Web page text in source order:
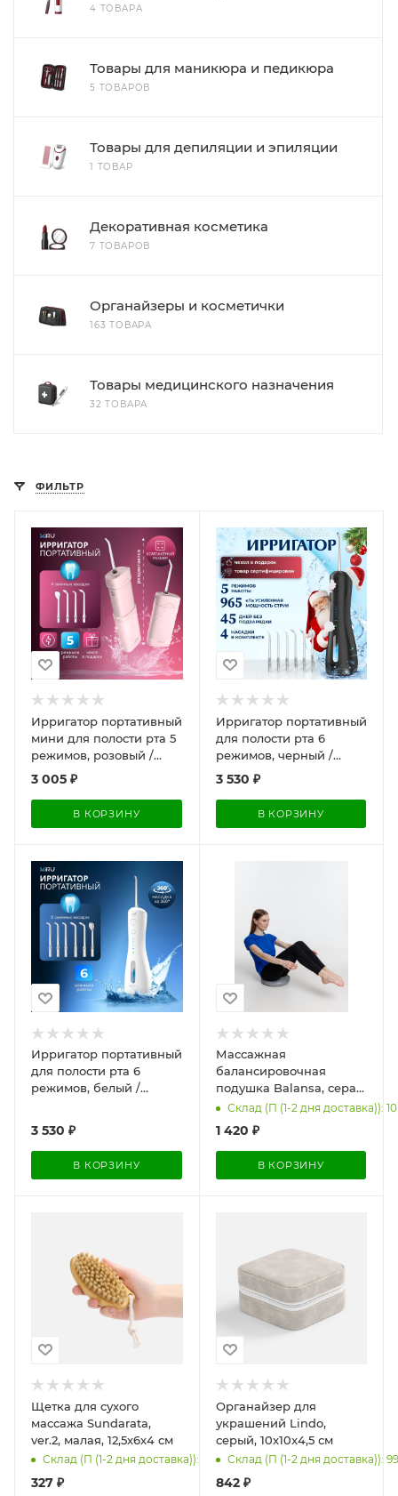
4 ТОВАРА
Товары для маникюра и педикюра
5 ТОВАРОВ
Товары для депиляции и эпиляции
1 ТОВАР
Декоративная косметика
7 ТОВАРОВ
Органайзеры и косметички
163 ТОВАРА
Товары медицинского назначения
32 ТОВАРА
ФИЛЬТР
Ирригатор портативный
мини для полости рта 5
режимов, розовый /
Эффективно очищает
труднодоступные места
и подходит для
корпоративного заказа
3 005 ₽
В КОРЗИНУ
Ирригатор портативный
для полости рта 6
режимов, черный /
Эффективно очищает
труднодоступные места
и подходит для ухода за
полостью рта и
3 530 ₽
В КОРЗИНУ
Ирригатор портативный
для полости рта 6
режимов, белый /
для корпоративного
заказа
3 530 ₽
В КОРЗИНУ
Массажная
балансировочная
подушка Balansa, серая,
33x33x7 см
Склад (П (1-2 дня доставка)): 10
1 420 ₽
В КОРЗИНУ
Щетка для сухого
массажа Sundarata,
ver.2, малая, 12,5х6х4 см
Склад (П (1-2 дня доставка)): 110
327 ₽
Органайзер для
украшений Lindo,
серый, 10x10x4,5 см
Склад (П (1-2 дня доставка)):
842₽